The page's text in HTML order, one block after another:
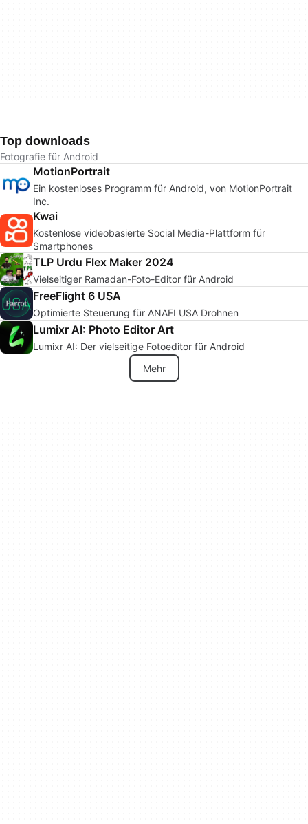
Top downloads
Fotografie für Android
MotionPortrait
Ein kostenloses Programm für Android, von MotionPortrait
Inc.
Kwai
Kostenlose videobasierte Social Media-Plattform für
Smartphones
TLP Urdu Flex Maker 2024
Vielseitiger Ramadan-Foto-Editor für Android
FreeFlight 6 USA
Optimierte Steuerung für ANAFI USA Drohnen
Lumixr AI: Photo Editor Art
Lumixr AI: Der vielseitige Fotoeditor für Android
Mehr